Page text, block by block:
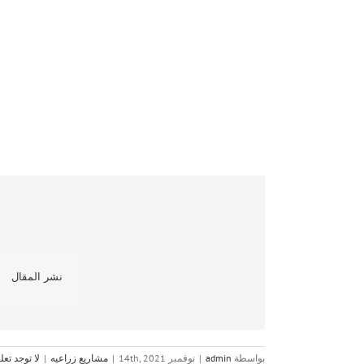
نشر المقال
بواسطة admin
| نوفمبر 14th, 2021 | مشاريع زراعيه | لا توجد